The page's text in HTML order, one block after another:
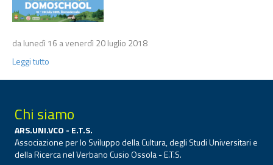
da lunedì 16 a venerdì 20 luglio 2018
Leggi tutto
Chi siamo
ARS.UNI.VCO - E.T.S.
Associazione per lo Sviluppo della Cultura, degli Studi Universitari e
della Ricerca nel Verbano Cusio Ossola - E.T.S.